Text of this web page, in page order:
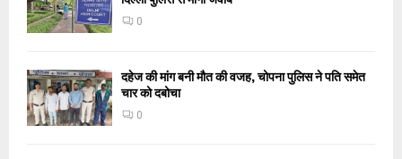
0
दहेज की मांग बनी मौत की वजह, चोपना पुलिस ने पति समेत
चार को दबोचा
0